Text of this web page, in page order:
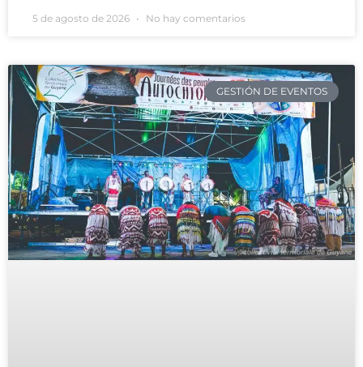
5 de agosto de 2026 No hay comentarios
GESTIÓN DE EVENTOS